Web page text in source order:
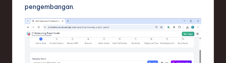
pengembangan.